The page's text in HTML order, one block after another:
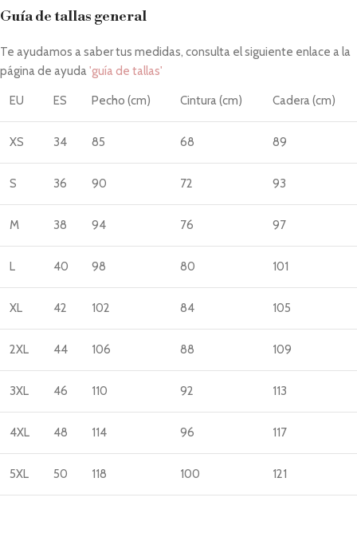
Guía de tallas general
Te ayudamos a saber tus medidas, consulta el siguiente enlace a la
página de ayuda'guía de tallas'
EU ES Pecho (cm) Cintura (cm) Cadera (cm)
XS 34 85 68 89
S 36 90 72 93
M 38 94 76 97
L 40 98 80 101
XL 42 102 84 105
2XL 44 106 88 109
3XL 46 110 92 113
4XL 48 114 96 117
5XL 50 118 100 121